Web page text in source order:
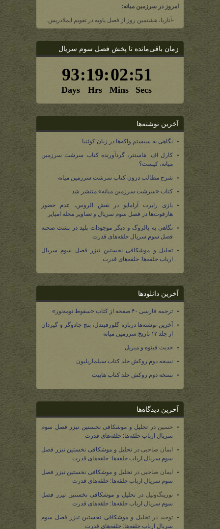
امروز در سرزمین میانه:
-آناریا، هشتمین روز از فصل یاویه در تقویم ایملادریس.
زمان باقی‌مانده تا پخش فصل سوم سریال
آخرین نوشته‌ها
نگاهی به سیستم واکه‌ها در زبان کوئنیا
کارل اف. هاستتر، گردآورنده کتاب سرشت سرزمین
میانه، کیست؟
شرح مطالب درون کتاب سرشت سرزمین میانه
کتاب «سرشت سرزمین میانه» منتشر شد
بازی رابرت آرامایو در نقش الروس، عدم حضور
هارفوت‌ها در فصل سوم سریال و تصاویر مجله امپایر
نگاهی به بالروگ و دیگر موجودات پلید در پشت صحنه
فصل سوم سریال حلقه‌های قدرت
تحلیل و موشکافی نخستین تیزر فصل سوم سریال
ارباب حلقه‌ها: حلقه‌های قدرت
آخرین دانلودها
ترجمه فارسی ۴۰ صفحه از کتاب «سقوط نومه‌نور»
آخرین نوشته‌ها درباره گلورفیندل، پنج جادوگر و گیردان
از جلد ۱۲ تاریخ سرزمین میانه
حدیث فینوه و میریل
نسخه دوم روکش جلد کتاب سیلماریلیون
نسخه دوم روکش جلد کتاب هابیت
آخرین دیدگاه‌ها
حسین در تحلیل و موشکافی نخستین تیزر فصل سوم
سریال ارباب حلقه‌ها: حلقه‌های قدرت
ایمان صاحبی در تحلیل و موشکافی نخستین تیزر فصل
سوم سریال ارباب حلقه‌ها: حلقه‌های قدرت
ایمان صاحبی در تحلیل و موشکافی نخستین تیزر فصل
سوم سریال ارباب حلقه‌ها: حلقه‌های قدرت
تورینگ‌وتیل در تحلیل و موشکافی نخستین تیزر فصل
سوم سریال ارباب حلقه‌ها: حلقه‌های قدرت
توحید درتحلیل و موشکافی نخستین تیزر فصل سوم
سریال ارباب حلقه‌ها: حلقه‌های قدرت